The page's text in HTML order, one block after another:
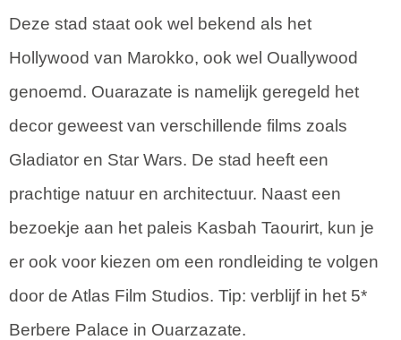
Deze stad staat ook wel bekend als het
Hollywood van Marokko, ook wel Ouallywood
genoemd. Ouarazate is namelijk geregeld het
decor geweest van verschillende films zoals
Gladiator en Star Wars. De stad heeft een
prachtige natuur en architectuur. Naast een
bezoekje aan het paleis Kasbah Taourirt, kun je
er ook voor kiezen om een rondleiding te volgen
door de Atlas Film Studios. Tip: verblijf in het 5*
Berbere Palace in Ouarzazate.